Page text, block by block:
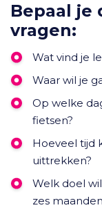
Bepaal je
vragen:
Wat vind je
Waar wil je
Op welke
fietsen?
Hoeveel tijd
uittrekken?
Welk doel
zes